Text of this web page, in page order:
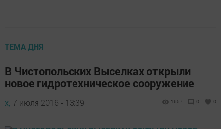
ТЕМА ДНЯ
В Чистопольских Выселках открыли
новое гидротехническое сооружение
х, 7 июля 2016 - 13:39 1657 0 0